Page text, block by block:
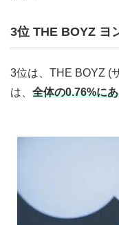
3位 THE BOYZ ヨ
3位は、THE BOYZ (
は、 全体の0.76%に